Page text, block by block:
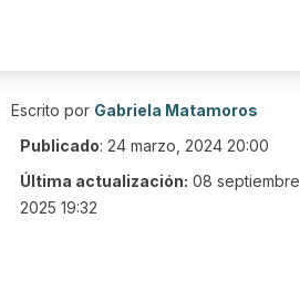
Escrito por Gabriela Matamoros
Publicado: 24 marzo, 2024 20:00
Última actualización: 08 septiembre,
2025 19:32